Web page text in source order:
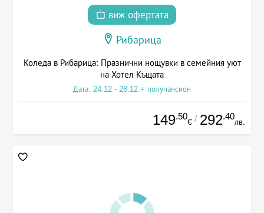
виж офертата
Рибарица
Коледа в Рибарица: Празнични нощувки в семейния уют
на Хотел Къщата
Дата: 24.12 - 28.12 + полупансион
149.50
€ / 292.40
лв.